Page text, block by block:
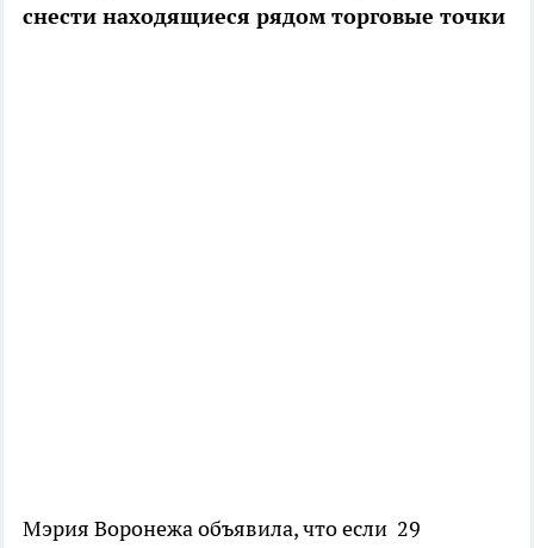
снести находящиеся рядом торговые точки
Мэрия Воронежа объявила, что если 29